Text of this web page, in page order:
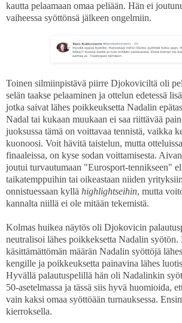
kautta pelaamaan omaa peliään. Hän ei
vaiheessa syöttönsä jälkeen ongelmiin.
Toinen silmiinpistävä piirre Djokoviciltä oli
selän taakse pelaaminen ja ottelun edetessä
jotka saivat lähes poikkeuksetta Nadalin
Nadal tai kukaan muukaan ei saa riittävää
juoksussa tämä on voittavaa tennistä, vaikka
kuonoosi. Voit hävitä taistelun, mutta
finaaleissa, on kyse sodan voittamisesta.
joutui turvautumaan "Eurosport-tennikseen"
taikatemppuihin tai oikeastaan niiden
onnistuessaan kyllä highlightseihin, mutta
kannalta niillä ei ole mitään tekemistä.
Kolmas huikea näytös oli Djokovicin
neutralisoi lähes poikkeksetta Nadalin
käsittämättömän määrän Nadalin syöttöjä
kengille ja poikkeuksetta painavina lähes
Hyvällä palautuspelillä hän oli Nadalinkin
50-asetelmassa ja tässä siis hyvä huomioida,
vain kaksi omaa syöttöään turnauksessa.
kierroksella.